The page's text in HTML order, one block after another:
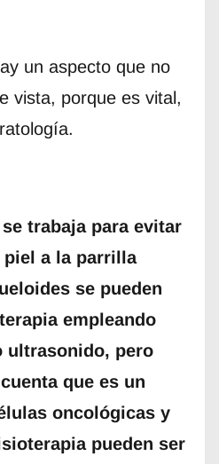
un aspecto que no
vista, porque es vital,
trabaja para evitar
piel a la parrilla
se pueden
empleando
ultrasonido, pero
que es un
oncológicas y
pueden ser